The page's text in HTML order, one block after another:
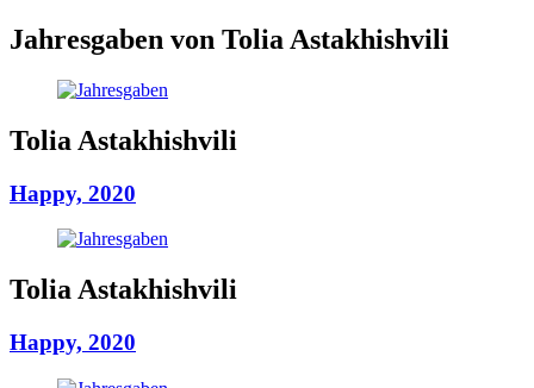
Jahresgaben von Tolia Astakhishvili
Tolia Astakhishvili
Happy, 2020
Tolia Astakhishvili
Happy, 2020